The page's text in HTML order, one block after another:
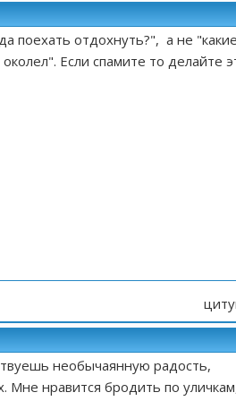
поехать отдохнуть?", а не
Если спамите то делайте
необычаянную радость,
Мне нравится бродить по